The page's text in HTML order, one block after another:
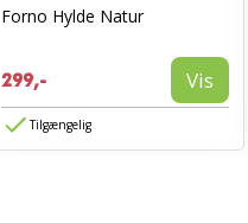
Forno Hylde Natur
299,- Vis
Tilgængelig